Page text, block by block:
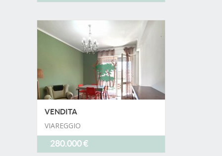
VENDITA
VIAREGGIO
280.000 €